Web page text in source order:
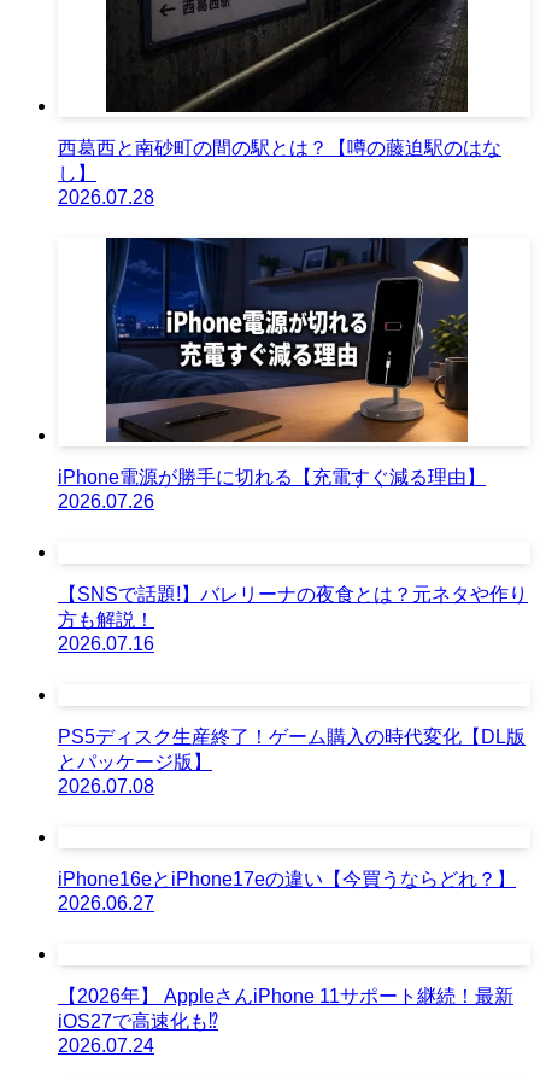
西葛西と南砂町の間の駅とは？【噂の藤迫駅のはな
し】
2026.07.28
iPhone電源が勝手に切れる【充電すぐ減る理由】
2026.07.26
【SNSで話題!】バレリーナの夜食とは？元ネタや作り
方も解説！
2026.07.16
PS5ディスク生産終了！ゲーム購入の時代変化【DL版
とパッケージ版】
2026.07.08
iPhone16eとiPhone17eの違い【今買うならどれ？】
2026.06.27
【2026年】 AppleさんiPhone 11サポート継続！最新
iOS27で高速化も⁉︎
2026.07.24